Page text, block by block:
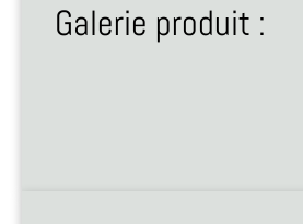
Galerie produit :